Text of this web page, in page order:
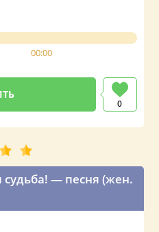
00:00
0
судьба! — песня (жен.